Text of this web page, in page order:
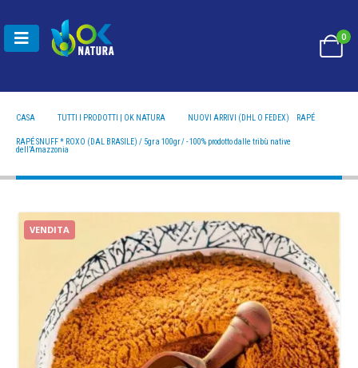
0
CASA TUTTI I PRODOTTI | OK NATURA NUOVI ARRIVI (DHL O FEDEX)
RAPÉ
RAPÉ SNUFF * ROXO (DAL BRASILE) / 5gr a 100gr / - 100% prodotto dalle tribù native
dell’Amazzonia
VENDITA